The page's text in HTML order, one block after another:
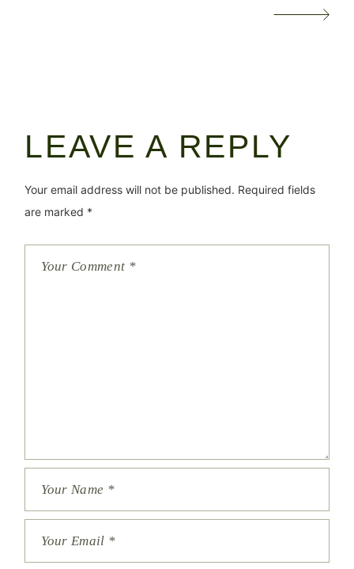
LEAVE A REPLY
Your email address will not be published. Required fields
are marked *